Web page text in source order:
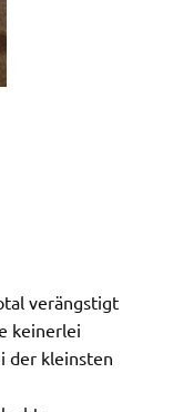
verängstigt
keinerlei
der kleinsten